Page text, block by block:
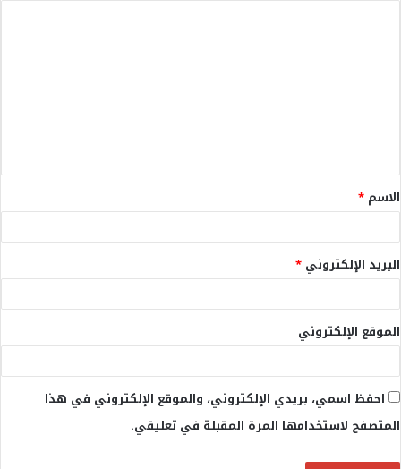
ق
*
الاسم *
البريد الإلكتروني *
الموقع الإلكتروني
احفظ اسمي، بريدي الإلكتروني، والموقع الإلكتروني في هذا
المتصفح لاستخدامها المرة المقبلة في تعليقي.